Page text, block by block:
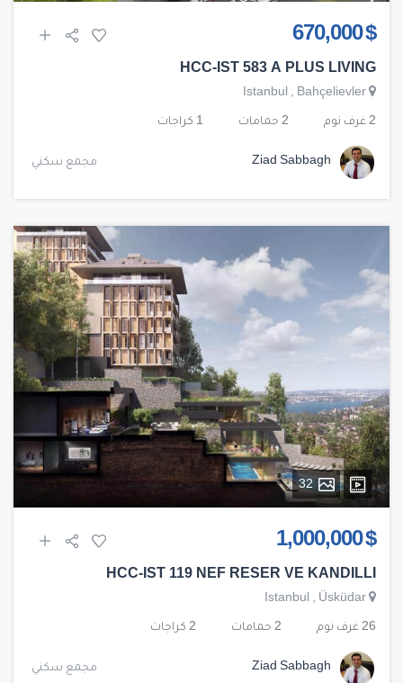
$ 670,000
HCC-IST 583 A PLUS LIVING
Istanbul , Bahçelievler
2 غرف نوم 2 حمامات 1 كراجات
Ziad Sabbagh مجمع سكني
32
$ 1,000,000
HCC-IST 119 NEF RESER VE KANDILLI
Istanbul , Üsküdar
26 غرف نوم 2 حمامات 2 كراجات
Ziad Sabbagh مجمع سكني